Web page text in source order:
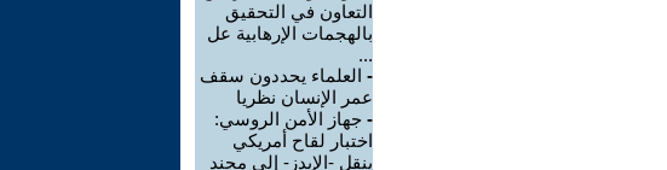
التعاون في التحقيق
بالهجمات الإرهابية عل
...
- العلماء يحددون سقف
عمر الإنسان نظريا
- جهاز الأمن الروسي:
اختبار لقاح أمريكي
ينقل -الإيدز- إلى مجند